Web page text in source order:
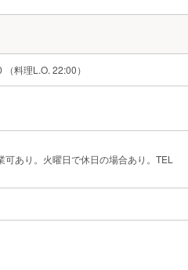
料理L.O. 22:00）
あり。火曜日で休日の場合あり。TEL